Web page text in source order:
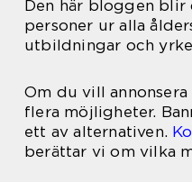
Den här bloggen blir
personer ur alla
utbildningar och
Om du vill
flera möjligheter.
ett av alternativen.
berättar vi om vilka